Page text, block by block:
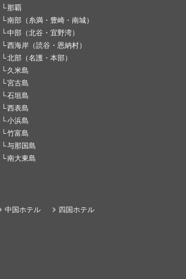
那覇
南部（糸満・豊崎・南城）
中部（北谷・宜野湾）
西海岸（読谷・恩納村）
北部（名護・本部）
久米島
宮古島
石垣島
西表島
小浜島
竹富島
与那国島
南大東島
中国ホテル 四国ホテル